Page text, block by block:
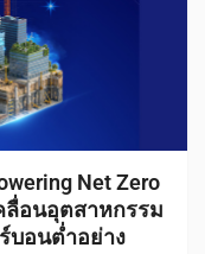
Net Zero
ลื่อนอุตสาหกรรม
บอนต่ำอย่าง